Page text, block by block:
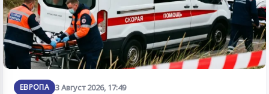
ЕВРОПА 3 Август 2026, 17:49